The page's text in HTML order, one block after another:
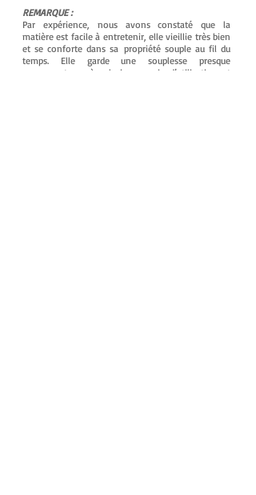
REMARQUE :
Par expérience, nous avons constaté que la
matière est facile à entretenir, elle vieillie très bien
et se conforte dans sa propriété souple au fil du
temps. Elle garde une souplesse presque
permanente après plusieurs mois d’utilisation et